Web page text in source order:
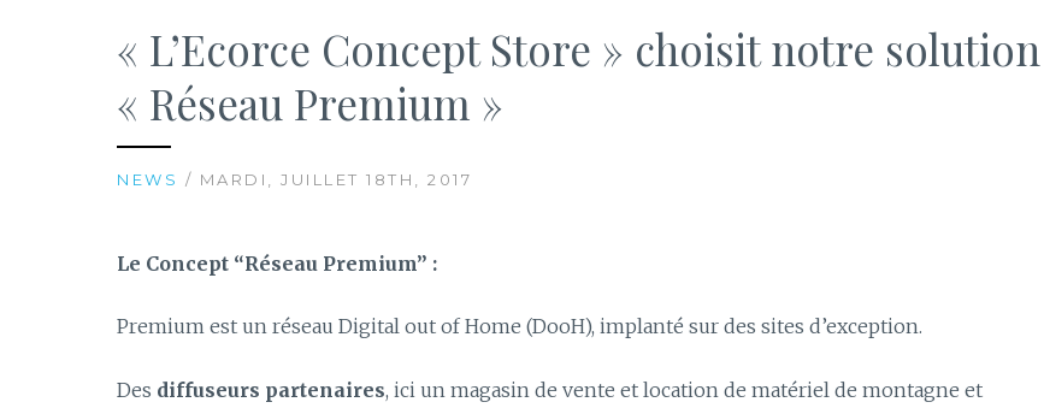
« L’Ecorce Concept Store » choisit notre solution
« Réseau Premium »
NEWS / MARDI, JUILLET 18TH, 2017
Le Concept “Réseau Premium” :
Premium est un réseau Digital out of Home (DooH), implanté sur des sites d’exception.
Des diffuseurs partenaires, ici un magasin de vente et location de matériel de montagne et